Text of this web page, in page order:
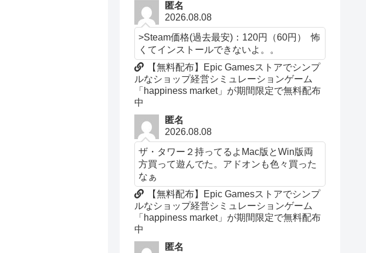
匿名
2026.08.08
>Steam価格(過去最安)：120円（60円） 怖
くてインストールできないよ。。
【無料配布】Epic Gamesストアでシンプ
ルなショップ経営シミュレーションゲーム
「happiness market」が期間限定で無料配布
中
匿名
2026.08.08
ザ・タワー２持ってるよMac版とWin版両
方買って遊んでた。アドオンも色々買った
なぁ
【無料配布】Epic Gamesストアでシンプ
ルなショップ経営シミュレーションゲーム
「happiness market」が期間限定で無料配布
中
匿名